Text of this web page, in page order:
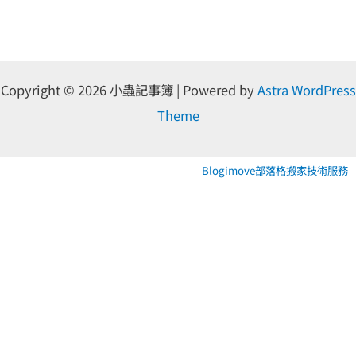
Copyright © 2026 小蟲記事簿 | Powered byAstra WordPress
Theme
Blogimove部落格搬家技術服務